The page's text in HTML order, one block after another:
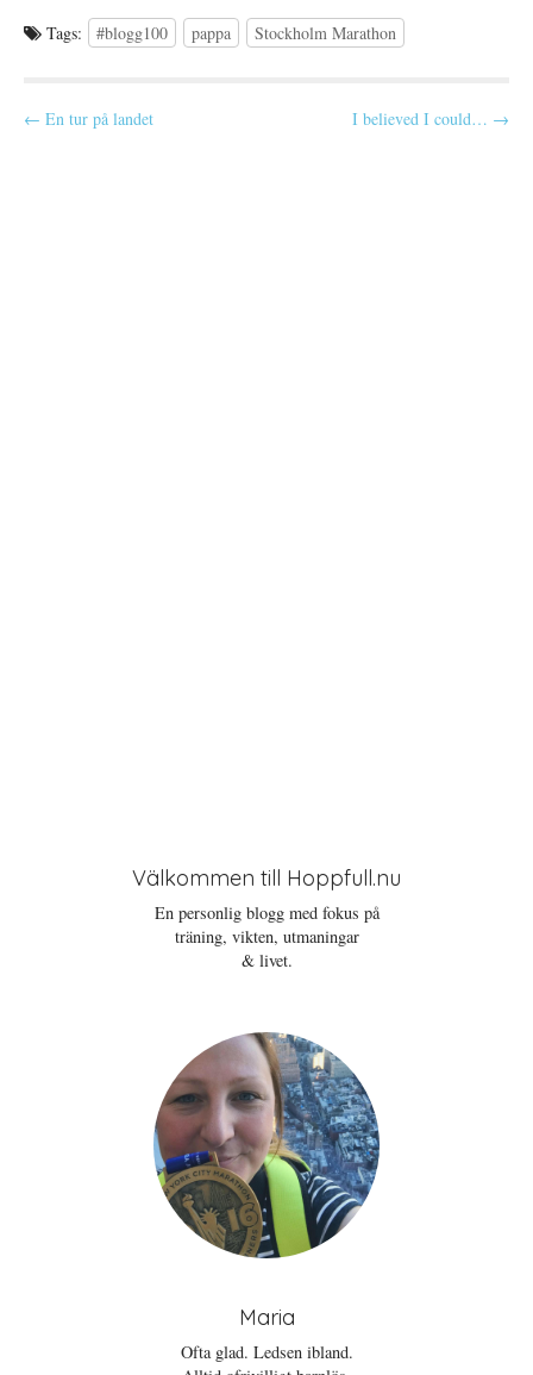
Tags: #blogg100 pappa Stockholm Marathon
P
← En tur på landet I believed I could… →
Välkommen till Hoppfull.nu
En personlig blogg med fokus på
träning, vikten, utmaningar
& livet.
Maria
Ofta glad. Ledsen ibland.